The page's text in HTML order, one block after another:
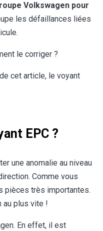
Volkswagen pour
les défaillances liées
le corriger ?
cet article, le voyant
EPC ?
une anomalie au niveau
Comme vous
pièces très importantes.
au plus vite !
En effet, il est